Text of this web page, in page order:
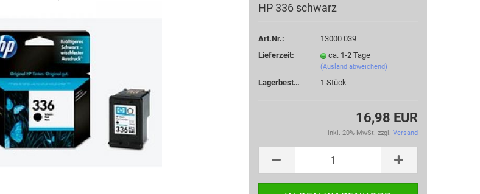
HP 336 schwarz
Art.Nr.:
13000 039
Lieferzeit:
ca. 1-2 Tage
(Ausland abweichend)
Lagerbestand: 1 Stück
16,98 EUR
inkl. 20% MwSt. zzgl. Versand